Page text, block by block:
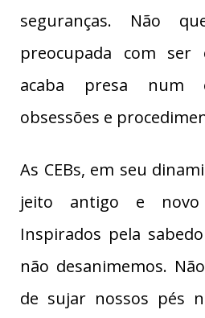
seguranças. Não
preocupada com
acaba presa num
obsessões e
As CEBs, em seu
jeito antigo e
Inspirados pela
não desanimemos.
de sujar nossos pés